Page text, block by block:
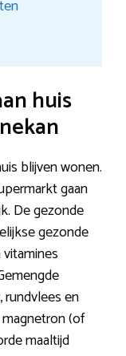
huis
blijven wonen.
gaan
De gezonde
gezonde
en
(of
maaltijd